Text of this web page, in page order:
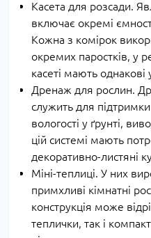
Касета для розсади.
включає окремі
Кожна з комірок
окремих паростків, у
касеті мають
Дренаж для рослин.
служить для
вологості у ґрунті,
цій системі мають
декоративно-листяні
Міні-теплиці. У них
примхливі кімнатні
конструкція може
теплички, так і